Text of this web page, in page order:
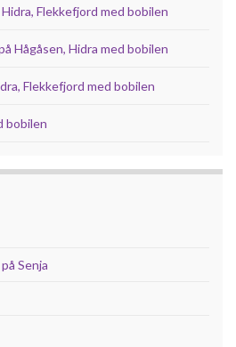
Flekkefjord med bobilen
Hågåsen, Hidra med bobilen
Flekkefjord med bobilen
bobilen
Senja